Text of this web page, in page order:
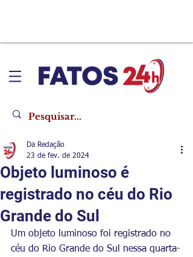
Objeto luminoso é
registrado no céu do Rio
Grande do Sul
Da Redação
23 de fev. de 2024
Um objeto luminoso foi registrado no
céu do Rio Grande do Sul nessa quarta-